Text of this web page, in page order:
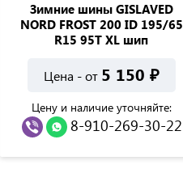
Зимние шины GISLAVED
NORD FROST 200 ID 195/65
R15 95T XL шип
Цена - от 5 150 ₽
Цену и наличие уточняйте:
8-910-269-30-22